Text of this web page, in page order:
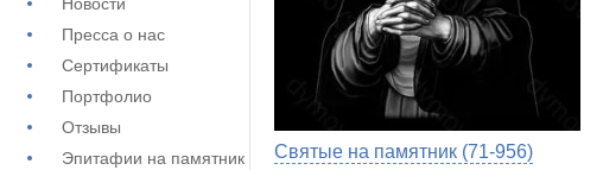
Пресса о нас
Сертификаты
Портфолио
Отзывы
Эпитафии на памятник
Святые на памятник (71-956)